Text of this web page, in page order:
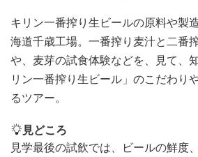
キリン一番搾り生ビールの原料や製
海道千歳工場。一番搾り麦汁と二番
や、麦芽の試食体験などを、見て、
リン一番搾り生ビール」のこだわり
るツアー。
見どころ
見学最後の試飲では、ビールの鮮度